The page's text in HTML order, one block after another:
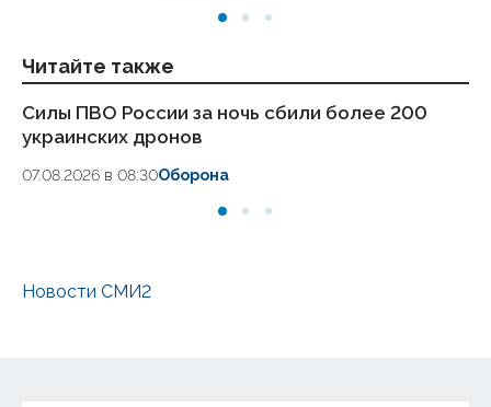
Читайте также
Силы ПВО России за ночь сбили более 200
украинских дронов
07.08.2026 в 08:30Оборона
Новости СМИ2